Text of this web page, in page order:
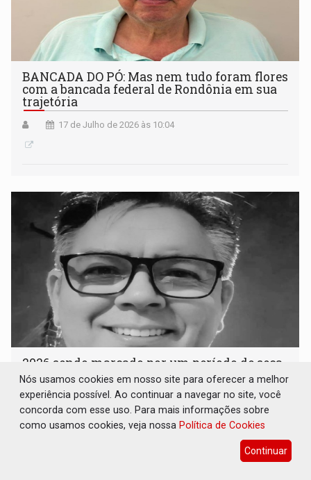
BANCADA DO PÓ: Mas nem tudo foram flores
com a bancada federal de Rondônia em sua
trajetória
17 de Julho de 2026 às 10:04
2026 sendo marcado por um período de seca
com chuvas - por Roberto Gutierrez
16 de Julho de 2026 às 14:37
Nós usamos cookies em nosso site para oferecer a melhor
experiência possível. Ao continuar a navegar no site, você
concorda com esse uso. Para mais informações sobre
como usamos cookies, veja nossa Política de Cookies
Continuar